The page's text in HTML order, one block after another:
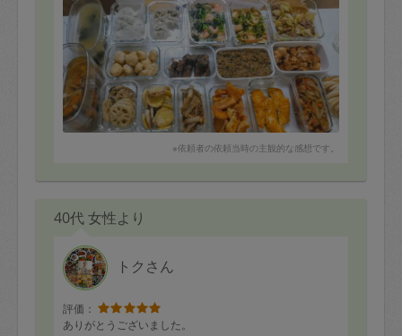
※依頼者の依頼当時の主観的な感想です。
40代 女性より
トクさん
評価：
ありがとうございました。